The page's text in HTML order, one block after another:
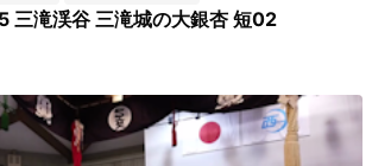
三滝渓谷 三滝城の大銀杏 短02